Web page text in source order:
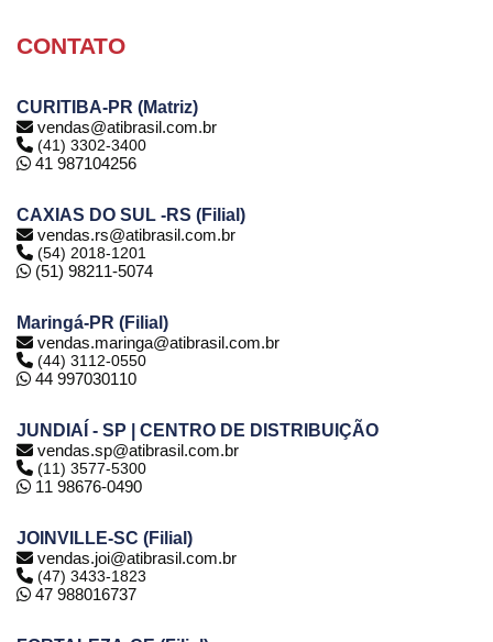
CONTATO
CURITIBA-PR (Matriz)
vendas@atibrasil.com.br
(41) 3302-3400
41 987104256
CAXIAS DO SUL -RS (Filial)
vendas.rs@atibrasil.com.br
(54) 2018-1201
(51) 98211-5074
Maringá-PR (Filial)
vendas.maringa@atibrasil.com.br
(44) 3112-0550
44 997030110
JUNDIAÍ - SP | CENTRO DE DISTRIBUIÇÃO
vendas.sp@atibrasil.com.br
(11) 3577-5300
11 98676-0490
JOINVILLE-SC (Filial)
vendas.joi@atibrasil.com.br
(47) 3433-1823
47 988016737